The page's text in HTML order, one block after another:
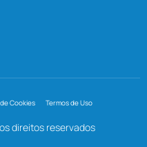
Cookies Termos de Uso
direitos reservados